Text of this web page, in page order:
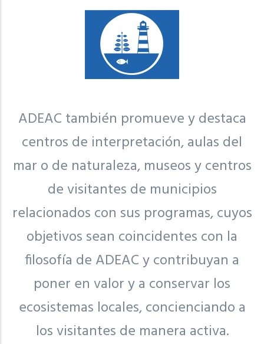
ADEAC también promueve y destaca
centros de interpretación, aulas del
mar o de naturaleza, museos y centros
de visitantes de municipios
relacionados con sus programas, cuyos
objetivos sean coincidentes con la
filosofía de ADEAC y contribuyan a
poner en valor y a conservar los
ecosistemas locales, concienciando a
los visitantes de manera activa.